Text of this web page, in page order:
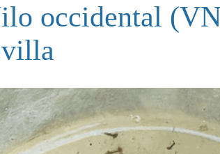
occidental